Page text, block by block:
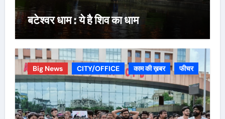
बटेश्वर धाम : ये है शिव का धाम
Big News CITY/OFFICE काम की ख़बर फीचर